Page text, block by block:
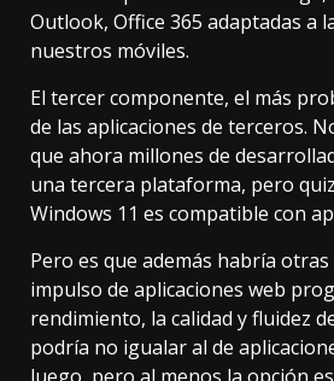
Outlook, Office 365 adaptadas a
nuestros móviles.
El tercer componente, el más
de las aplicaciones de terceros.
que ahora millones de
una tercera plataforma, pero
Windows 11 es compatible con
Pero es que además habría
impulso de aplicaciones web
rendimiento, la calidad y fluidez
podría no igualar al de
luego, pero al menos la opción